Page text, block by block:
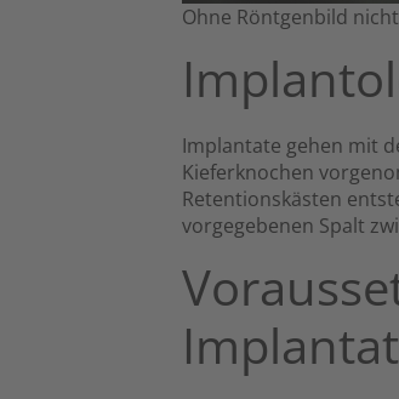
Ohne Röntgenbild
Implantate gehen mit
Kieferknochen
Retentionskästen
vorgegebenen Spalt
Implantat